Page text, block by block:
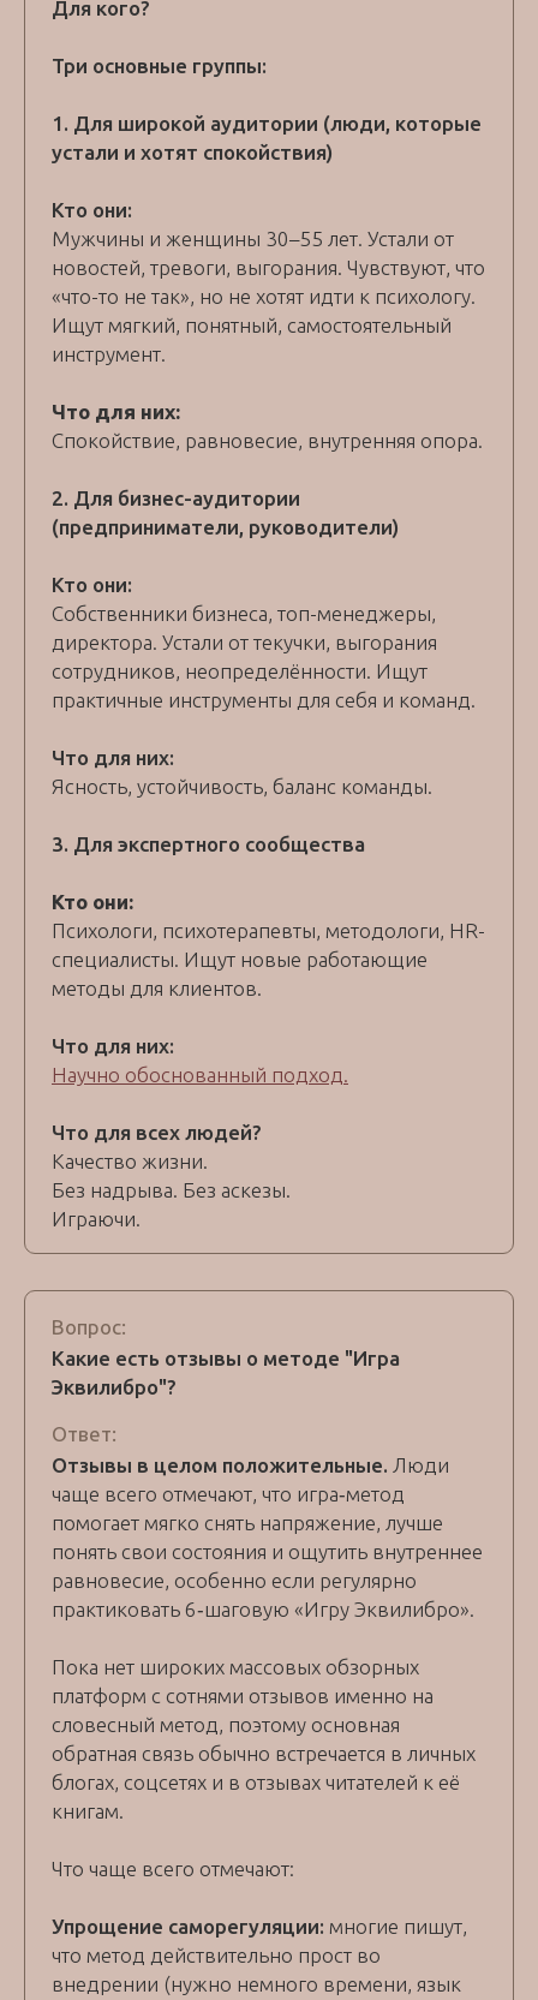
Для кого?
Три основные группы:
1. Для широкой аудитории (люди, которые
устали и хотят спокойствия)
Кто они:
Мужчины и женщины 30–55 лет. Устали от
новостей, тревоги, выгорания. Чувствуют, что
«что-то не так», но не хотят идти к психологу.
Ищут мягкий, понятный, самостоятельный
инструмент.
Что для них:
Спокойствие, равновесие, внутренняя опора.
2. Для бизнес-аудитории
(предприниматели, руководители)
Кто они:
Собственники бизнеса, топ-менеджеры,
директора. Устали от текучки, выгорания
сотрудников, неопределённости. Ищут
практичные инструменты для себя и команд.
Что для них:
Ясность, устойчивость, баланс команды.
3. Для экспертного сообщества
Кто они:
Психологи, психотерапевты, методологи, HR-
специалисты. Ищут новые работающие
методы для клиентов.
Что для них:
Научно обоснованный подход.
Что для всех людей?
Качество жизни.
Без надрыва. Без аскезы.
Играючи.
Вопрос:
Какие есть отзывы о методе "Игра
Эквилибро"?
Ответ:
Отзывы в целом положительные. Люди
чаще всего отмечают, что игра‑метод
помогает мягко снять напряжение, лучше
понять свои состояния и ощутить внутреннее
равновесие, особенно если регулярно
практиковать 6‑шаговую «Игру Эквилибро».
Пока нет широких массовых обзорных
платформ с сотнями отзывов именно на
словесный метод, поэтому основная
обратная связь обычно встречается в личных
блогах, соцсетях и в отзывах читателей к её
книгам.
Что чаще всего отмечают:
Упрощение саморегуляции: многие пишут,
что метод действительно прост во
внедрении (нужно немного времени, язык